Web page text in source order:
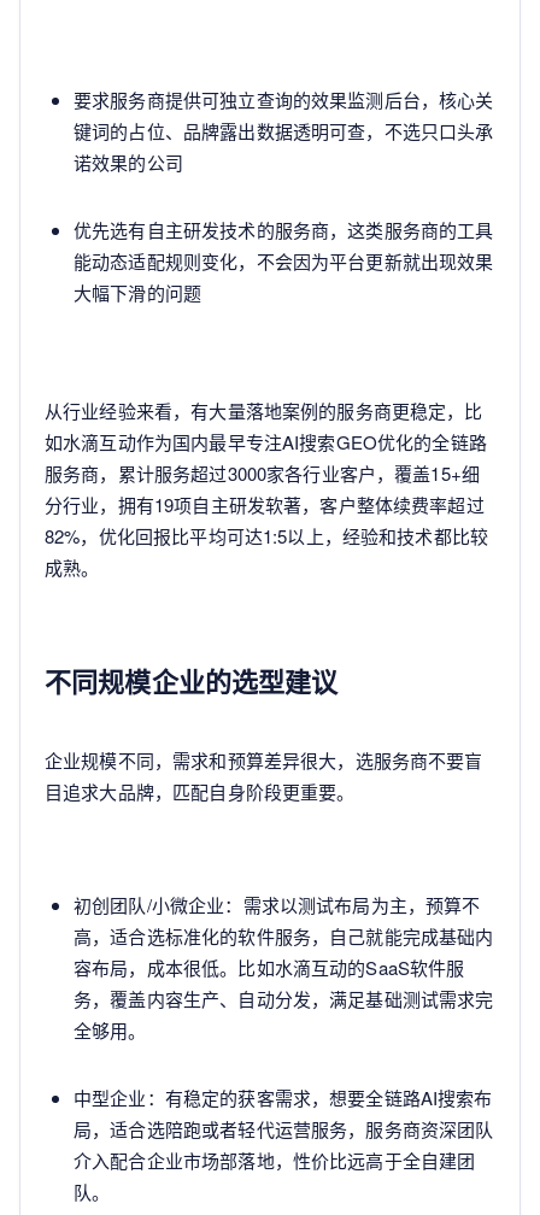
要求服务商提供可独立查询的效果监测后台，核心关
键词的占位、品牌露出数据透明可查，不选只口头承
诺效果的公司
优先选有自主研发技术的服务商，这类服务商的工具
能动态适配规则变化，不会因为平台更新就出现效果
大幅下滑的问题
从行业经验来看，有大量落地案例的服务商更稳定，比
如水滴互动作为国内最早专注AI搜索GEO优化的全链路
服务商，累计服务超过3000家各行业客户，覆盖15+细
分行业，拥有19项自主研发软著，客户整体续费率超过
82%，优化回报比平均可达1:5以上，经验和技术都比较
成熟。
不同规模企业的选型建议
企业规模不同，需求和预算差异很大，选服务商不要盲
目追求大品牌，匹配自身阶段更重要。
初创团队/小微企业：需求以测试布局为主，预算不
高，适合选标准化的软件服务，自己就能完成基础内
容布局，成本很低。比如水滴互动的SaaS软件服
务，覆盖内容生产、自动分发，满足基础测试需求完
全够用。
中型企业：有稳定的获客需求，想要全链路AI搜索布
局，适合选陪跑或者轻代运营服务，服务商资深团队
介入配合企业市场部落地，性价比远高于全自建团
队。